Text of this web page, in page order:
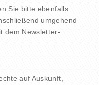
Sie bitte ebenfalls
umgehend
dem Newsletter-
auf Auskunft,